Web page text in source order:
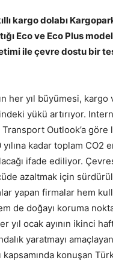
kargo dolabı
Eco ve Eco Plus
ile çevre dostu bir
her yıl büyümesi,
yükü artırıyor.
Outlook’a göre
kadar toplam CO2
ifade ediliyor.
azaltmak için
yapan firmalar hem
de doğayı koruma
yıl ocak ayının ikinci
yaratmayı
kapsamında konuşan